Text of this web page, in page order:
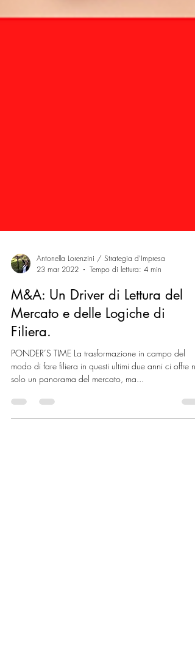
Antonella Lorenzini / Strategia d'Impresa
Tempo di lettura: 4 min
M&A: Un Driver di Lettura del
Mercato e delle Logiche di
Filiera.
PONDER’S TIME La trasformazione in campo del
modo di fare filiera in questi ultimi due anni ci offre